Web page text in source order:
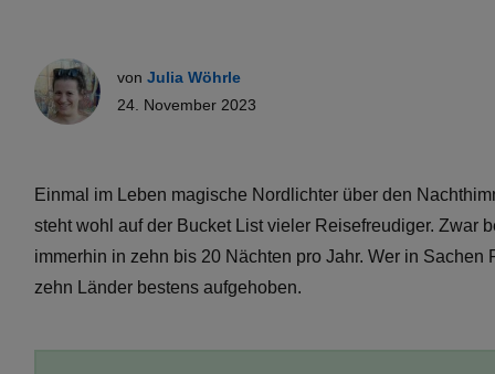
von Julia Wöhrle
24. November 2023
Einmal im Leben magische Nordlichter über den
steht wohl auf der Bucket List vieler Reisefreudiger. Zwar
immerhin in zehn bis 20 Nächten pro Jahr. Wer in
zehn Länder bestens aufgehoben.